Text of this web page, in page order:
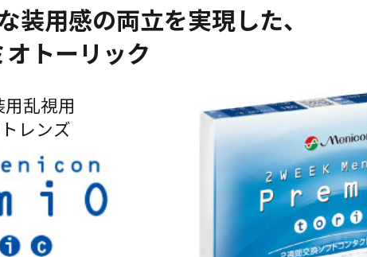
装用感の両立を実現した、
トーリック
乱視用
レンズ